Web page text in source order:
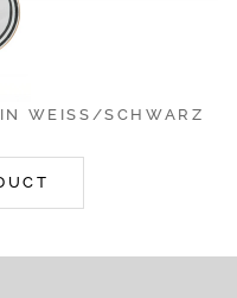
WEISS/SCHWARZ